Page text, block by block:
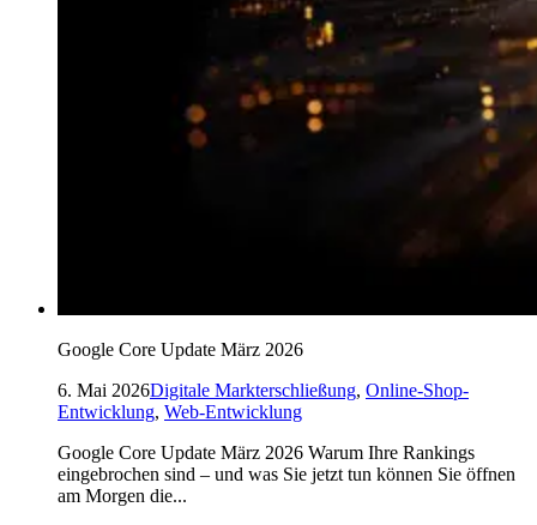
Google Core Update März 2026
6. Mai 2026Digitale Markterschließung, Online-Shop-
Entwicklung, Web-Entwicklung
Google Core Update März 2026 Warum Ihre Rankings
eingebrochen sind – und was Sie jetzt tun können Sie öffnen
am Morgen die...